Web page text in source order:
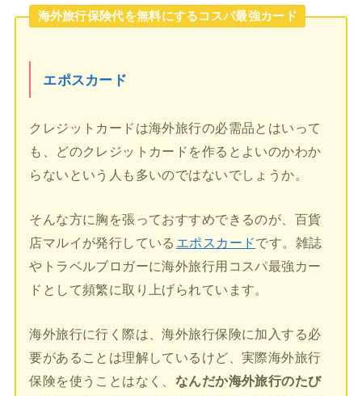
海外旅行保険代を無料にするコスパ最強カード
エポスカード
クレジットカードは海外旅行の必需品とはいって
も、どのクレジットカードを作るとよいのかわか
らないという人も多いのではないでしょうか。
そんな方に胸を張っておすすめできるのが、百貨
店マルイが発行している エポスカードです。雑誌
やトラベルブロガーに海外旅行用コスパ最強カー
ドとして頻繁に取り上げられています。
海外旅行に行く際は、海外旅行保険に加入する必
要があることは理解しているけど、実際海外旅行
保険を使うことはなく、 なんだか海外旅行のたび